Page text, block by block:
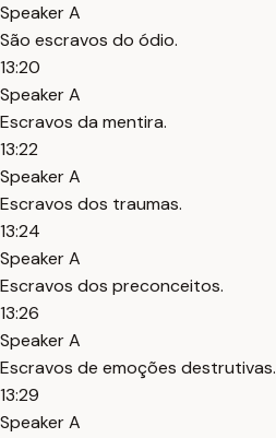
Speaker A
São escravos do ódio.
13:20
Speaker A
Escravos da mentira.
13:22
Speaker A
Escravos dos traumas.
13:24
Speaker A
Escravos dos preconceitos.
13:26
Speaker A
Escravos de emoções destrutivas.
13:29
Speaker A